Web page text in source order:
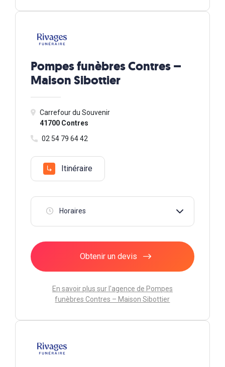
Pompes funèbres Contres –
Maison Sibottier
Carrefour du Souvenir
41700 Contres
02 54 79 64 42
Itinéraire
Horaires
Obtenir un devis
En savoir plus sur l'agence de Pompes
funèbres Contres – Maison Sibottier